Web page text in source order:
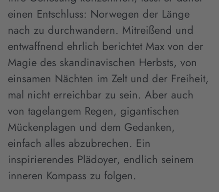
einen Entschluss: Norwegen der Länge
nach zu durchwandern. Mitreißend und
entwaffnend ehrlich berichtet Max von der
Magie des skandinavischen Herbsts, von
einsamen Nächten im Zelt und der Freiheit,
mal nicht erreichbar zu sein. Aber auch
von tagelangem Regen, gigantischen
Mückenplagen und dem Gedanken,
einfach alles abzubrechen. Ein
inspirierendes Plädoyer, endlich seinem
inneren Kompass zu folgen.